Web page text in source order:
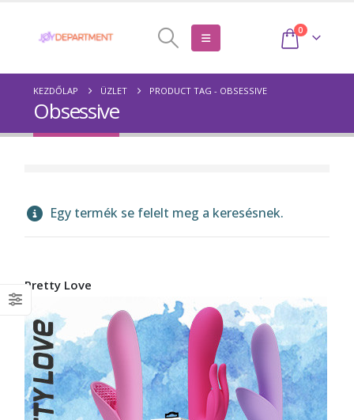
0
KEZDŐLAP ÜZLET PRODUCT TAG - OBSESSIVE
Obsessive
Egy termék se felelt meg a keresésnek.
Pretty Love